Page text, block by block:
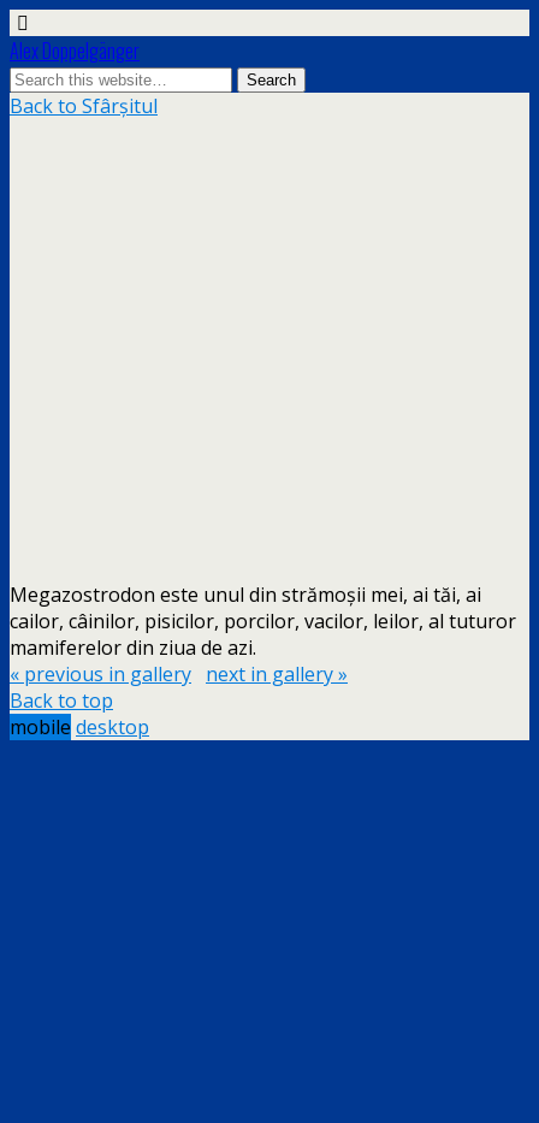
Alex Doppelgänger
Back to Sfârșitul
Megazostrodon este unul din strămoșii mei, ai tăi, ai
cailor, câinilor, pisicilor, porcilor, vacilor, leilor, al tuturor
mamiferelor din ziua de azi.
« previous in gallery next in gallery »
Back to top
mobile desktop